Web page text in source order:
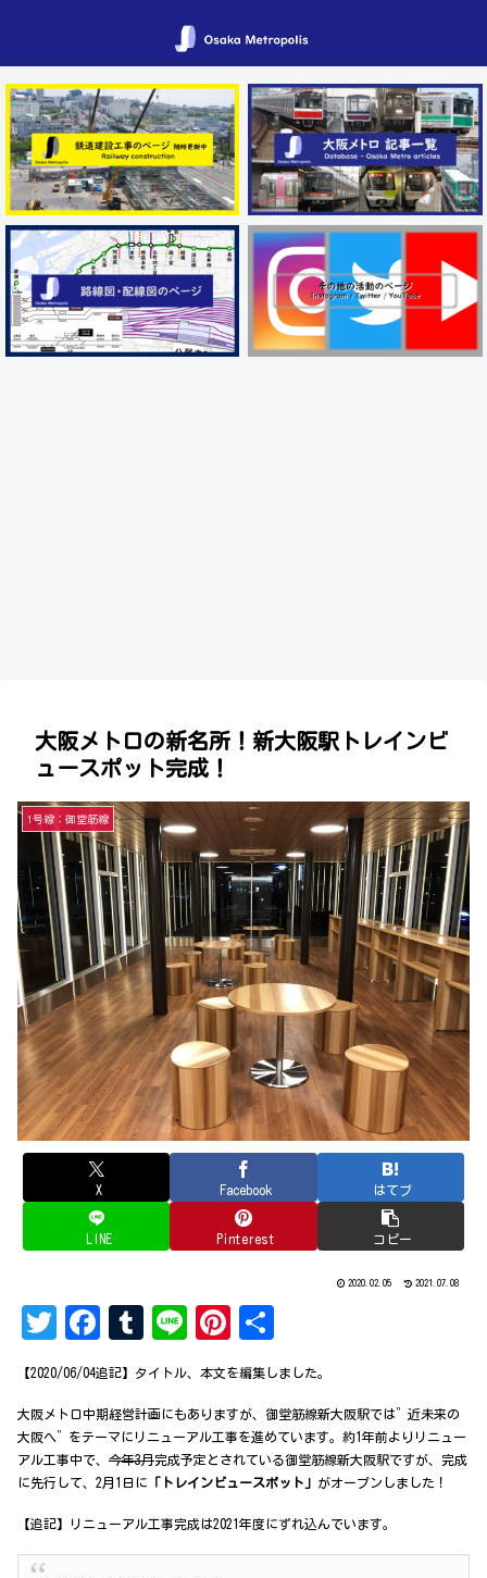
大阪メトロの新名所！新大阪駅トレインビ
ュースポット完成！
1号線：御堂筋線
X Facebook はてブ
LINE Pinterest コピー
2020.02.05 2021.07.08
T
w
te
r
Fa
ok
Tu
Li
Pi
nt
es
t
【2020/06/04追記】タイトル、本文を編集しました。
大阪メトロ中期経営計画にもありますが、御堂筋線新大阪駅では”近未来の
大阪へ”をテーマにリニューアル工事を進めています。約1年前よりリニュー
アル工事中で、 今年3月完成予定とされている御堂筋線新大阪駅ですが、完成
に先行して、2月1日に 「トレインビュースポット」 がオープンしました！
【追記】リニューアル工事完成は2021年度にずれ込んでいます。